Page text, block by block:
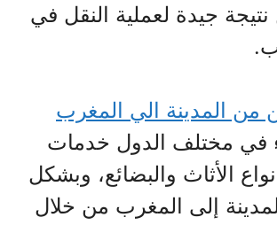
جيدة لعملية النقل في
المدينة الي المغرب
في مختلف الدول خدمات
الأثاث والبضائع، وبشكل
إلى المغرب من خلال